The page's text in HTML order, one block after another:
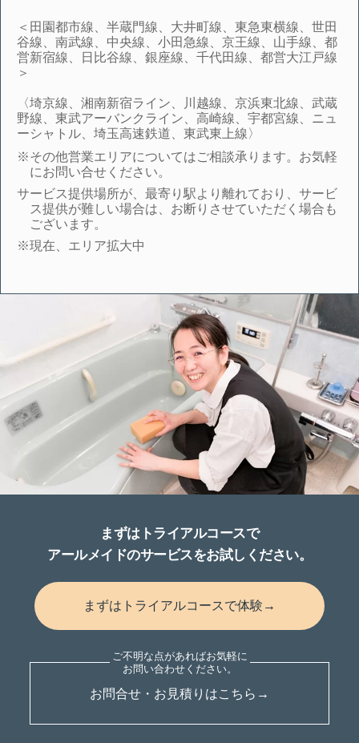
＜田園都市線、半蔵門線、大井町線、東急東横線、世田
谷線、南武線、中央線、小田急線、京王線、山手線、都
営新宿線、日比谷線、銀座線、千代田線、都営大江戸線
＞
〈埼京線、湘南新宿ライン、川越線、京浜東北線、武蔵
野線、東武アーバンクライン、高崎線、宇都宮線、ニュ
ーシャトル、埼玉高速鉄道、東武東上線〉
※その他営業エリアについてはご相談承ります。お気軽
にお問い合せください。
サービス提供場所が、最寄り駅より離れており、サービ
ス提供が難しい場合は、お断りさせていただく場合も
ございます。
※現在、エリア拡大中
まずはトライアルコースで
アールメイドのサービスをお試しください。
まずはトライアルコースで体験→
お問合せ・お見積りはこちら→